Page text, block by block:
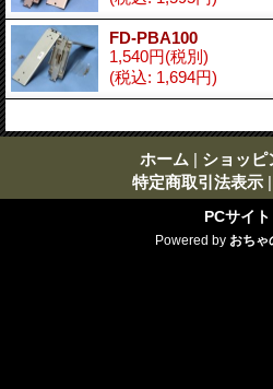
FD-PBA100
1,540円(税別)
(税込: 1,694円)
ホーム | ショッピ
特定商取引法表示 |
PCサイト
Powered by おちゃ